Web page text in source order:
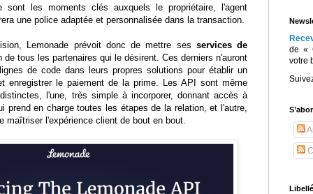
sont les moments clés auxquels le propriétaire, l'agent
une police adaptée et personnalisée dans la transaction.
Lemonade prévoit donc de mettre ses services de
tous les partenaires qui le désirent. Ces derniers n'auront
de code dans leurs propres solutions pour établir un
enregistrer le paiement de la prime. Les API sont même
l'une, très simple à incorporer, donnant accès à
prend en charge toutes les étapes de la relation, et l'autre,
maîtriser l'expérience client de bout en bout.
de «
votre